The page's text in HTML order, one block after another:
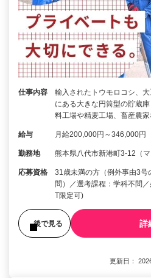
仕事内容
輸入されたトウモロコシ、
にある大きな円筒型の貯蔵
料工場や精麦工場、畜産農
給与 月給200,000円～346,000円
勤務地 熊本県八代市新港町3-12（マ
応募資格
31歳未満の方（例外事由3
問）／選考課程：学科不問
T限定可)
後で見る 詳
更新日：